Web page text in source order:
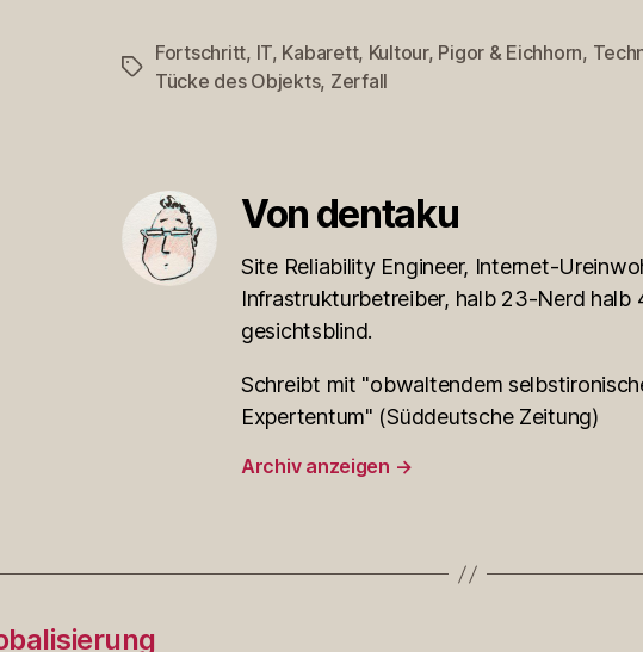
Schlagwörter
Fortschritt, IT, Kabarett, Kultour, Pigor & Eichhorn,
Tücke des Objekts, Zerfall
Von dentaku
Site Reliability Engineer, Internet-
Infrastrukturbetreiber, halb 23-Nerd halb
gesichtsblind.
Schreibt mit "obwaltendem
Expertentum" (Süddeutsche Zeitung)
Archiv anzeigen →